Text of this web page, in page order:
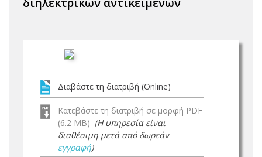
Διαβάστε τη διατριβή (Online)
Κατεβάστε τη διατριβή σε μορφή PDF
(6.2 MB) (Η υπηρεσία είναι
διαθέσιμη μετά από δωρεάν
εγγραφή)